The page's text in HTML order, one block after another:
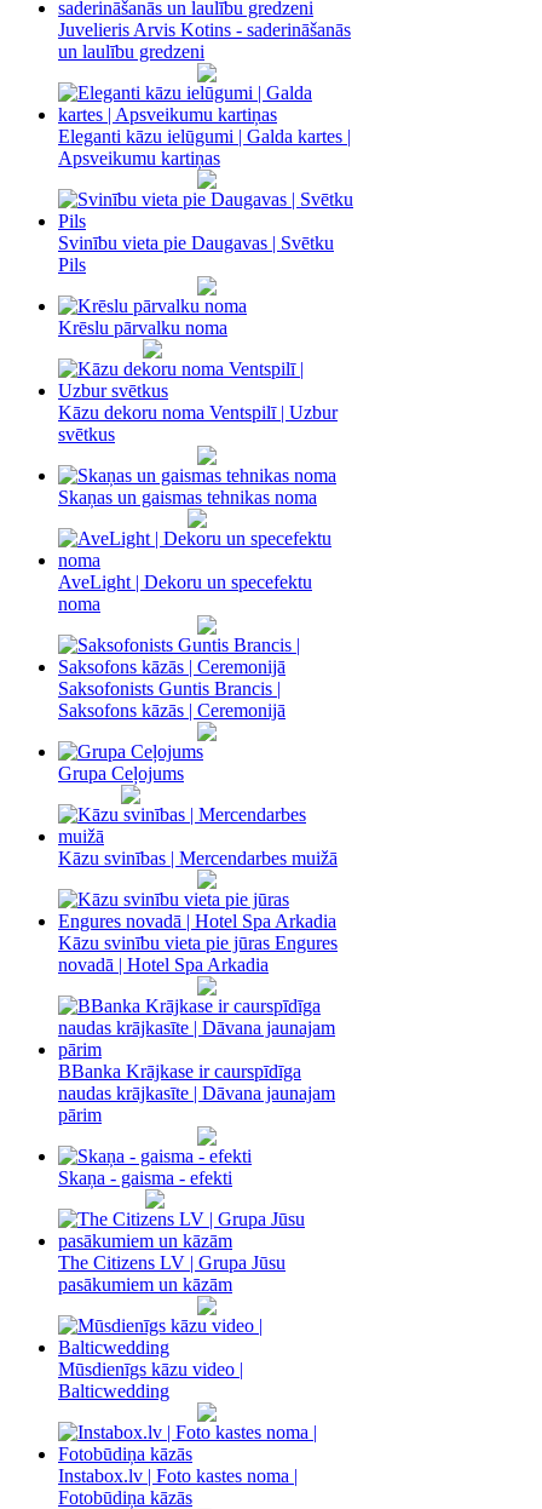
Juvelieris Arvis Kotins - saderināšanās
un laulību gredzeni
Eleganti kāzu ielūgumi | Galda kartes |
Apsveikumu kartiņas
Svinību vieta pie Daugavas | Svētku
Pils
Krēslu pārvalku noma
Kāzu dekoru noma Ventspilī | Uzbur
svētkus
Skaņas un gaismas tehnikas noma
AveLight | Dekoru un specefektu
noma
Saksofonists Guntis Brancis |
Saksofons kāzās | Ceremonijā
Grupa Ceļojums
Kāzu svinības | Mercendarbes muižā
Kāzu svinību vieta pie jūras Engures
novadā | Hotel Spa Arkadia
BBanka Krājkase ir caurspīdīga
naudas krājkasīte | Dāvana jaunajam
pārim
Skaņa - gaisma - efekti
The Citizens LV | Grupa Jūsu
pasākumiem un kāzām
Mūsdienīgs kāzu video |
Balticwedding
Instabox.lv | Foto kastes noma |
Fotobūdiņa kāzās